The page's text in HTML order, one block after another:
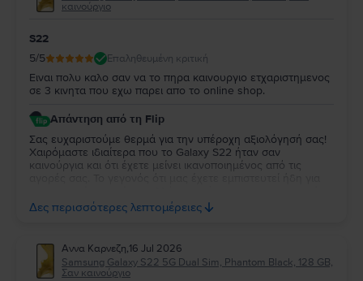
καινούργιο
S22
5/5 Επαληθευμένη κριτική
Ειναι πολυ καλο σαν να το πηρα καινουργιο ετχαριστημενος
σε 3 κινητα που εχω παρει απο το online shop.
Απάντηση από τη Flip
Σας ευχαριστούμε θερμά για την υπέροχη αξιολόγησή σας!
Χαιρόμαστε ιδιαίτερα που το Galaxy S22 ήταν σαν
καινούργια και ότι έχετε μείνει ικανοποιημένος από τις
ειλικρινά για τη στήριξή σας. Σας ευχόμαστε να απολαύσετε
τη νέα σας συσκευή και θα χαρούμε να σας
Δες περισσότερες λεπτομέρειες
Αννα Καρνεζη,16 Jul 2026
Samsung Galaxy S22 5G Dual Sim, Phantom Black, 128 GB,
Σαν καινούργιο